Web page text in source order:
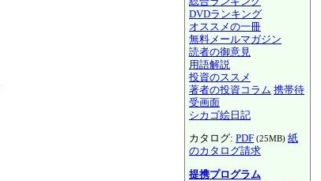
DVDランキング
オススメの一冊
無料メールマガジン
読者の御意見
用語解説
投資のススメ
著者の投資コラム 携帯待
受画面
シカゴ絵日記
カタログ: PDF (25MB) 紙
のカタログ請求
提携プログラム